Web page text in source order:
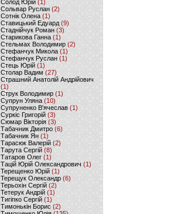
Солод Юрій (1)
Сольвар Руслан (2)
Сотнік Олена(1)
Ставицький Едуард (9)
Стаднійчук Роман(3)
Старикова Ганна (1)
Стельмах Володимир(2)
Стефанчук Микола (1)
Стефанчук Руслан (1)
Стець Юрій (1)
Столар Вадим(27)
Страшний Анатолій Андрійович
(1)
Струк Володимир (1)
Супрун Уляна (10)
Супруненко В'ячеслав (1)
Суркіс Григорій (3)
Сюмар Вікторія (3)
Табачник Дмитро (6)
Табачник Ян(1)
Тарасюк Валерій (2)
Тарута Сергій (8)
Татаров Олег(1)
Тацій Юрій Олександрович(1)
Терещенко Юрій(1)
Терещук Олександр(6)
Терьохін Сергій (2)
Тетерук Андрій (1)
Тигіпко Сергій(1)
Тимонькін Борис (2)